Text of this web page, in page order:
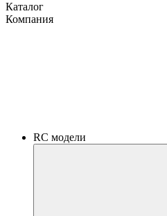
Каталог
Компания
RC модели